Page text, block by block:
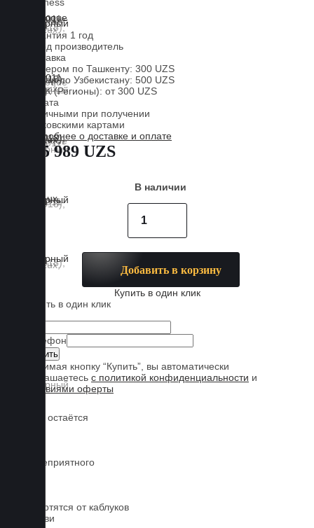
Гарантия 1 год
Завод производитель
Доставка
Курьером по Ташкенту: 300 UZS
Курьер по Узбекистану: 500 UZS
CDEK (Регионы): от 300 UZS
Оплата
Наличными при получении
Банковскими картами
Подробнее о доставке и оплате
885 989 UZS
В наличии
Добавить в корзину
Купить в один клик
Купить в один клик
Телефон
Нажимая кнопку “Купить”, вы автоматически
соглашаетесь с политикой конфиденциальности и
условиями оферты
Обувь остаётся
Нет неприятного
Не портятся от каблуков
на обуви